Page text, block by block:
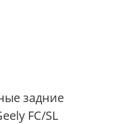
задние
FC/SL